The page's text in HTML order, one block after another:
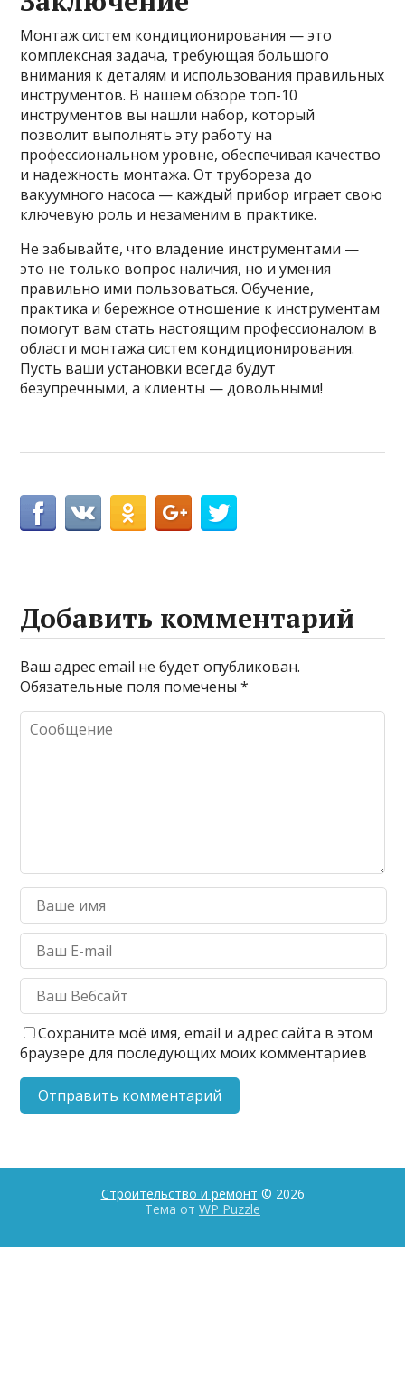
Монтаж систем кондиционирования — это
комплексная задача, требующая большого
внимания к деталям и использования правильных
инструментов. В нашем обзоре топ-10
инструментов вы нашли набор, который
позволит выполнять эту работу на
профессиональном уровне, обеспечивая качество
и надежность монтажа. От трубореза до
вакуумного насоса — каждый прибор играет свою
ключевую роль и незаменим в практике.
Не забывайте, что владение инструментами —
это не только вопрос наличия, но и умения
правильно ими пользоваться. Обучение,
практика и бережное отношение к инструментам
помогут вам стать настоящим профессионалом в
области монтажа систем кондиционирования.
Пусть ваши установки всегда будут
безупречными, а клиенты — довольными!
Добавить комментарий
Ваш адрес email не будет опубликован.
Обязательные поля помечены*
Сохраните моё имя, email и адрес сайта в этом
браузере для последующих моих комментариев
Строительство и ремонт © 2026
Тема от WP Puzzle